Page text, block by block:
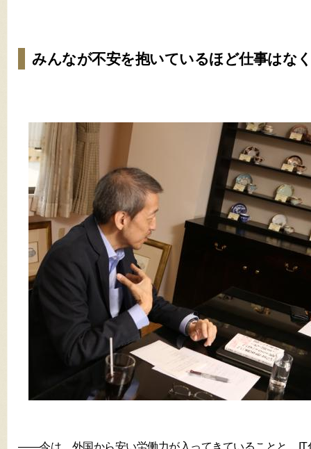
みんなが不安を抱いているほど仕事はな
――今は、外国から安い労働力が入ってきていることと、IT